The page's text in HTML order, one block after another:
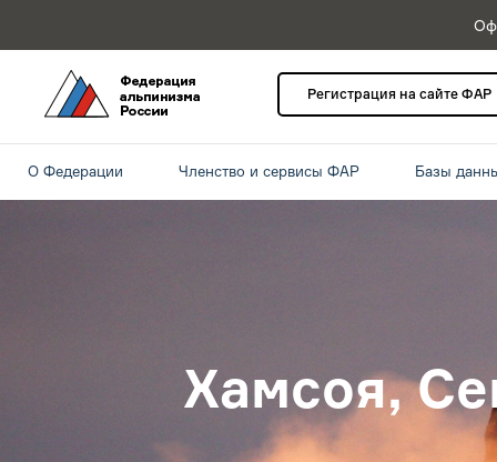
Регистрация на сайте ФАР
О Федерации Членство и сервисы ФАР Базы
Хамсоя,